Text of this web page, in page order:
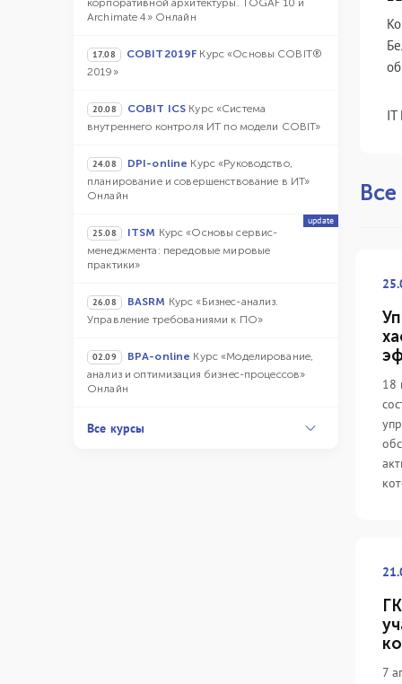
корпоративной архитектуры. TOGAF 10 и
Archimate 4» Онлайн
17.08 COBIT2019F Курс «Основы COBIT®
2019»
20.08 COBIT ICS Курс «Система
внутреннего контроля ИТ по модели COBIT»
24.08 DPI-online Курс «Руководство,
планирование и совершенствование в ИТ»
Онлайн
25.08 ITSM Курс «Основы сервис-
менеджмента: передовые мировые
практики»
update
26.08 BASRM Курс «Бизнес-анализ.
Управление требованиями к ПО»
02.09 BPA-online Курс «Моделирование,
анализ и оптимизация бизнес-процессов»
Онлайн
Все курсы
IT
18
7